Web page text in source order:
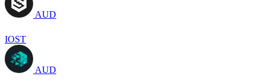
AUD
IOST
AUD